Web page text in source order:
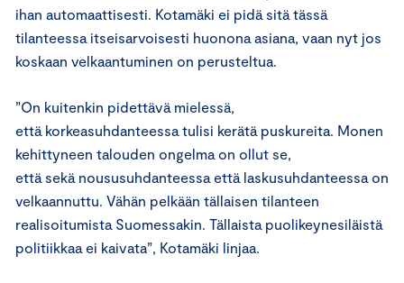
ihan automaattisesti. Kotamäki ei pidä sitä tässä
tilanteessa itseisarvoisesti huonona asiana, vaan nyt jos
koskaan velkaantuminen on perusteltua.
”On kuitenkin pidettävä mielessä,
että korkeasuhdanteessa tulisi kerätä puskureita. Monen
kehittyneen talouden ongelma on ollut se,
että sekä noususuhdanteessa että laskusuhdanteessa on
velkaannuttu. Vähän pelkään tällaisen tilanteen
realisoitumista Suomessakin. Tällaista puolikeynesiläistä
politiikkaa ei kaivata”, Kotamäki linjaa.